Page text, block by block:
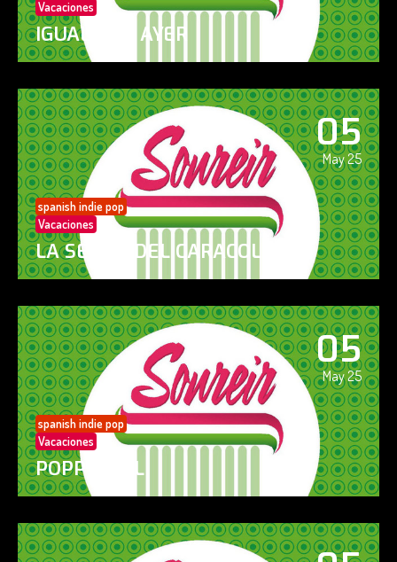
Vacaciones
IGUAL QUE AYER
05
May 25
spanish indie pop
Vacaciones
LA SENDA DEL CARACOL
05
May 25
spanish indie pop
Vacaciones
POPPY GIRL